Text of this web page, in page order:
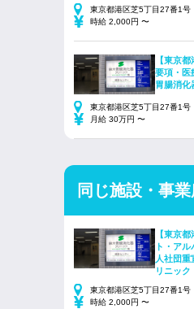
東京都港区芝5丁目27番1号
時給 2,000円 〜
【東京
要項・医
胃腸消化
東京都港区芝5丁目27番1号
月給 30万円 〜
同じ施設・事
【東京
ト・ア
人社団
リニック
東京都港区芝5丁目27番1号
時給 2,000円 〜